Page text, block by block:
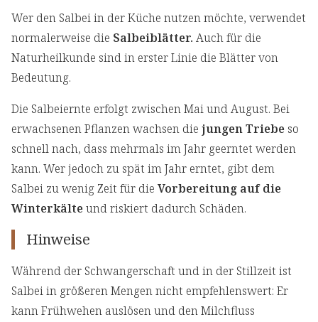
Wer den Salbei in der Küche nutzen möchte, verwendet
normalerweise die Salbeiblätter. Auch für die
Naturheilkunde sind in erster Linie die Blätter von
Bedeutung.
Die Salbeiernte erfolgt zwischen Mai und August. Bei
erwachsenen Pflanzen wachsen die jungen Triebe so
schnell nach, dass mehrmals im Jahr geerntet werden
kann. Wer jedoch zu spät im Jahr erntet, gibt dem
Salbei zu wenig Zeit für die Vorbereitung auf die
Winterkälteund riskiert dadurch Schäden.
Hinweise
Während der Schwangerschaft und in der Stillzeit ist
Salbei in größeren Mengen nicht empfehlenswert: Er
kann Frühwehen auslösen und den Milchfluss